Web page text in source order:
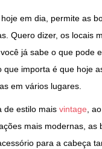
em dia, permite as
Quero dizer, os locais
já sabe o que pode
que importa é que hoje
em vários lugares.
de estilo mais vintage,
mais modernas, as
para a cabeça